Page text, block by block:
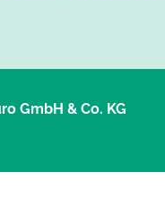
GmbH & Co. KG